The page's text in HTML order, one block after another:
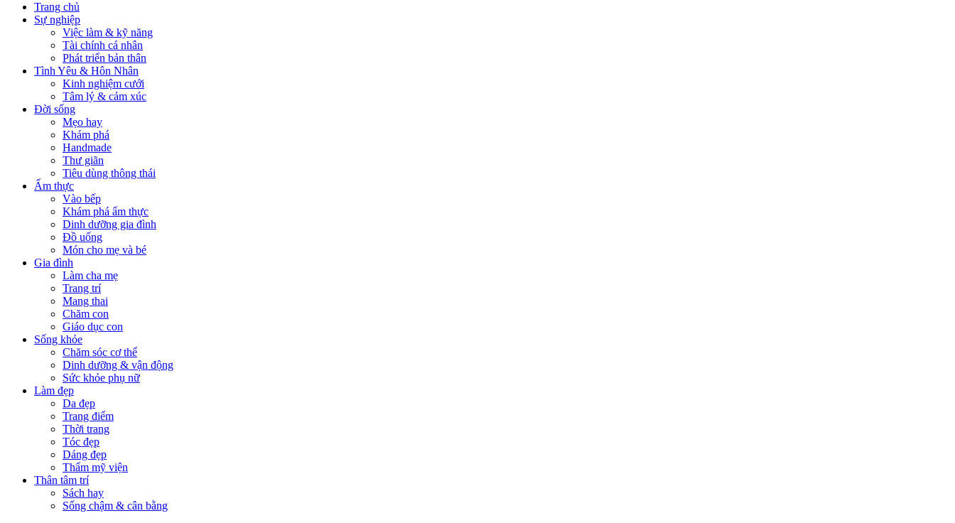
Trang chủ
Sự nghiệp
Việc làm & kỹ năng
Tài chính cá nhân
Phát triển bản thân
Tình Yêu & Hôn Nhân
Kinh nghiệm cưới
Tâm lý & cảm xúc
Đời sống
Mẹo hay
Khám phá
Handmade
Thư giãn
Tiêu dùng thông thái
Ẩm thực
Vào bếp
Khám phá ẩm thực
Dinh dưỡng gia đình
Đồ uống
Món cho mẹ và bé
Gia đình
Làm cha mẹ
Trang trí
Mang thai
Chăm con
Giáo dục con
Sống khỏe
Chăm sóc cơ thể
Dinh dưỡng & vận động
Sức khỏe phụ nữ
Làm đẹp
Da đẹp
Trang điểm
Thời trang
Tóc đẹp
Dáng đẹp
Thẩm mỹ viện
Thân tâm trí
Sách hay
Sống chậm & cân bằng